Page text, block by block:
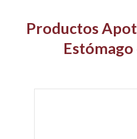
Productos